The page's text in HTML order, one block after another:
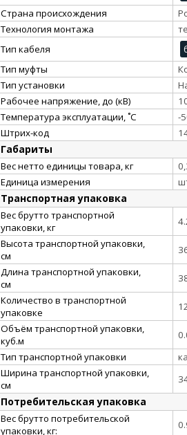
Страна происхождения
Технология монтажа
Тип кабеля
Тип муфты
Тип установки
Рабочее напряжение, до (кВ)
Температура эксплуатации, ˚С
-
Штрих-код
Габариты
Вес нетто единицы товара, кг
Единица измерения
Транспортная упаковка
Вес брутто транспортной
упаковки, кг
Высота транспортной упаковки,
см
Длина транспортной упаковки,
см
Количество в транспортной
упаковке
12
Объём транспортной упаковки,
куб.м
Тип транспортной упаковки
Ширина транспортной упаковки,
см
Потребительская упаковка
Вес брутто потребительской
упаковки, кг: